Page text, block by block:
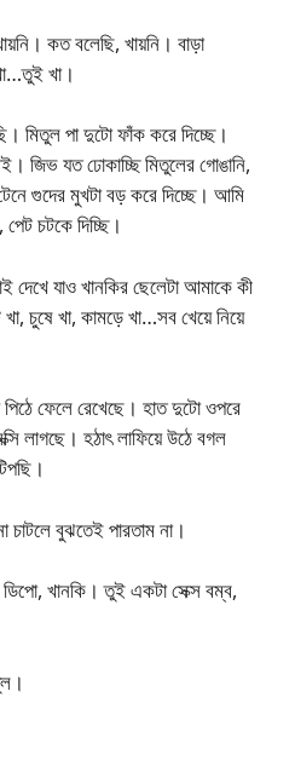
কত বলেছি, খায়নি। বাড়া
খা।
মিতুল পা দুটো ফাঁক করে দিচ্ছে।
জিভ যত ঢোকাচ্ছি মিতুলের গোঙানি,
গুদের মুখটা বড় করে দিচ্ছে। আমি
চটকে দিচ্ছি।
যাও খানকির ছেলেটা আমাকে কী
চুষে খা, কামড়ে খা…সব খেয়ে নিয়ে
ফেলে রেখেছে। হাত দুটো ওপরে
লাগছে। হঠাৎ লাফিয়ে উঠে বগল
বুঝতেই পারতাম না।
ডিপো, খানকি। তুই একটা সেক্স বম্ব,